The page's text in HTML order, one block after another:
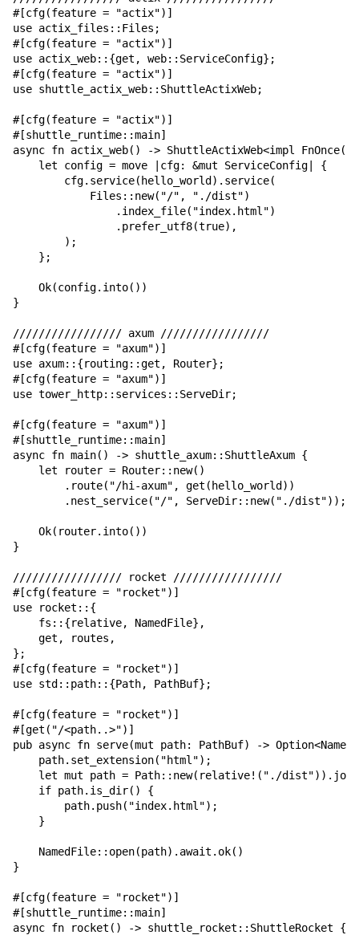
#[cfg(feature = "actix")]
use actix_files::Files;
#[cfg(feature = "actix")]
use actix_web::{get, web::ServiceConfig};
#[cfg(feature = "actix")]
use shuttle_actix_web::ShuttleActixWeb;
#[cfg(feature = "actix")]
#[shuttle_runtime::main]
async fn actix_web() -> ShuttleActixWeb<impl
    let config = move |cfg: &mut ServiceConfig| {
        cfg.service(hello_world).service(
            Files::new("/", "./dist")
                .index_file("index.html")
                .prefer_utf8(true),
        );
    };
    Ok(config.into())
}
///////////////// axum /////////////////
#[cfg(feature = "axum")]
use axum::{routing::get, Router};
#[cfg(feature = "axum")]
use tower_http::services::ServeDir;
#[cfg(feature = "axum")]
#[shuttle_runtime::main]
async fn main() -> shuttle_axum::ShuttleAxum {
    let router = Router::new()
        .route("/hi-axum", get(hello_world))
        .nest_service("/", ServeDir::new("./dist"));
    Ok(router.into())
}
///////////////// rocket /////////////////
#[cfg(feature = "rocket")]
use rocket::{
    fs::{relative, NamedFile},
    get, routes,
};
#[cfg(feature = "rocket")]
use std::path::{Path, PathBuf};
#[cfg(feature = "rocket")]
#[get("/<path..>")]
pub async fn serve(mut path: PathBuf) ->
    path.set_extension("html");
let mut path = Path::new(relative!("./
    if path.is_dir() {
        path.push("index.html");
    }
    NamedFile::open(path).await.ok()
}
#[cfg(feature = "rocket")]
#[shuttle_runtime::main]
async fn rocket() -> shuttle_rocket::ShuttleRocket {